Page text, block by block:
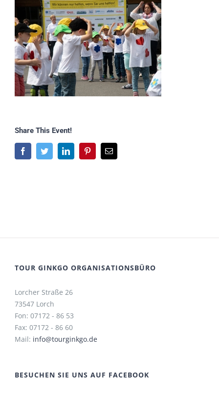
Share This Event!
FacebookTwitterLinkedInPinterestE-
Mail
TOUR GINKGO ORGANISATIONSBÜRO
Lorcher Straße 26
73547 Lorch
Fon: 07172 - 86 53
Fax: 07172 - 86 60
Mail: info@tourginkgo.de
BESUCHEN SIE UNS AUF FACEBOOK